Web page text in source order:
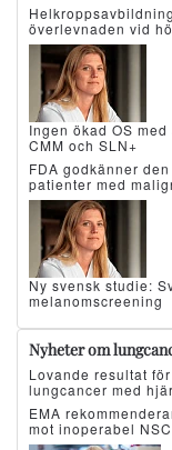
överlevnaden vid
Ingen ökad OS
CMM och SLN+
FDA godkänner
patienter med
Ny svensk studie:
melanomscreening
Nyheter om
Lovande resultat
lungcancer med
EMA
mot inoperabel